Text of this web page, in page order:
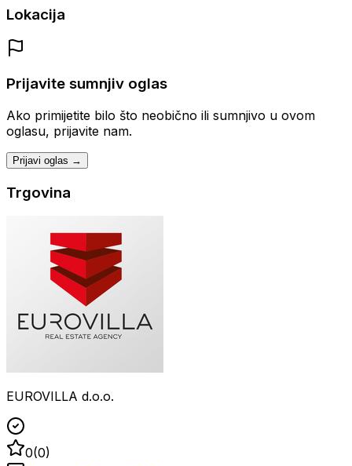
Lokacija
Prijavite sumnjiv oglas
Ako primijetite bilo što neobično ili sumnjivo u ovom
oglasu, prijavite nam.
Prijavi oglas →
Trgovina
EUROVILLA d.o.o.
0(0)